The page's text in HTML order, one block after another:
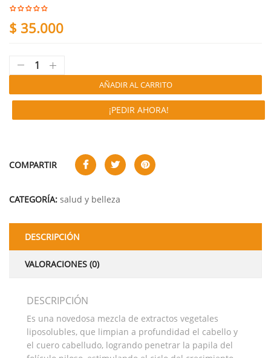
$ 35.000
AÑADIR AL CARRITO
¡PEDIR AHORA!
COMPARTIR
CATEGORÍA: salud y belleza
DESCRIPCIÓN
VALORACIONES (0)
DESCRIPCIÓN
Es una novedosa mezcla de extractos vegetales
liposolubles, que limpian a profundidad el cabello y
el cuero cabelludo, logrando penetrar la papila del